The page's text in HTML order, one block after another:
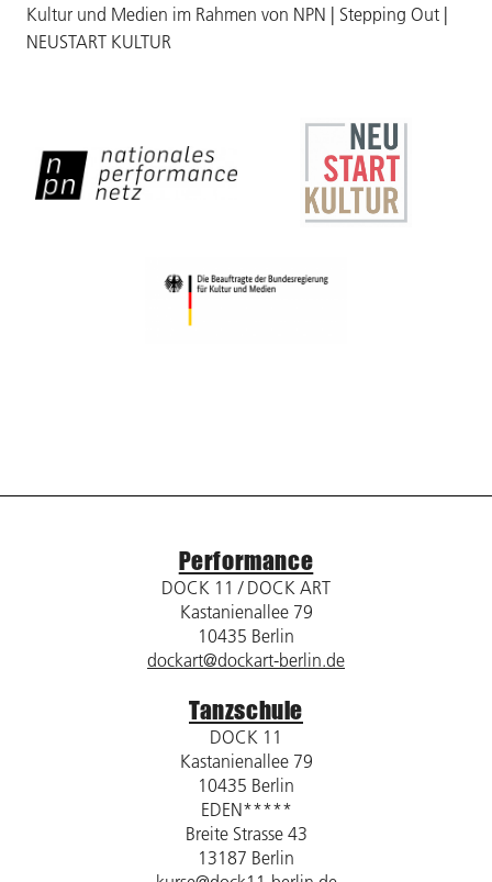
Kultur und Medien im Rahmen von NPN | Stepping Out |
NEUSTART KULTUR
Performance
DOCK 11 / DOCK ART
Kastanienallee 79
10435 Berlin
dockart@dockart-berlin.de
Tanzschule
DOCK 11
Kastanienallee 79
10435 Berlin
EDEN*****
Breite Strasse 43
13187 Berlin